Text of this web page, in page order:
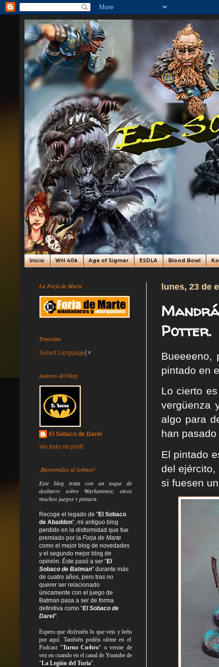
Inicio WH 40k Age of Sigmar ESDLA Blood Bowl
lunes, 23 de
Potter.
Bueeeeno,
pintado en
Lo cierto
vergüenza
algo para
han
El pintado
del ejército,
si fuesen
La Forja de Marte
Translate
Select Language ▼
Autores del blog
El Sobaco de Darel
Ver todo mi perfil
¡Bienvenidos al Sobaco!
Este blog trata con un toque de
desbarre sobre Warhammer, otros
muchos juegos y pintura.
Recoge el legado de "El Sobaco
de Abaddon", mi antiguo blog
perdido en la disformidad que fue
premiado por la Forja de Marte
como el mejor blog de novedades
y el segundo mejor blog de
opinión. Éste pasó a ser "El
Sobaco de Batman" durante más
de cuatro años, pero tras no
querer ser relacionado
únicamente con el juego de
Batman pasa a ser de forma
definitiva como "El Sobaco de
Darel".
Espero que disfrutéis lo queveis yleéis
por aquí. También podéis oírme en el
Podcast "Turno Cu4tro" o verme de
vez en cuando en el canal de Youtube de
"La Legión del Turia".